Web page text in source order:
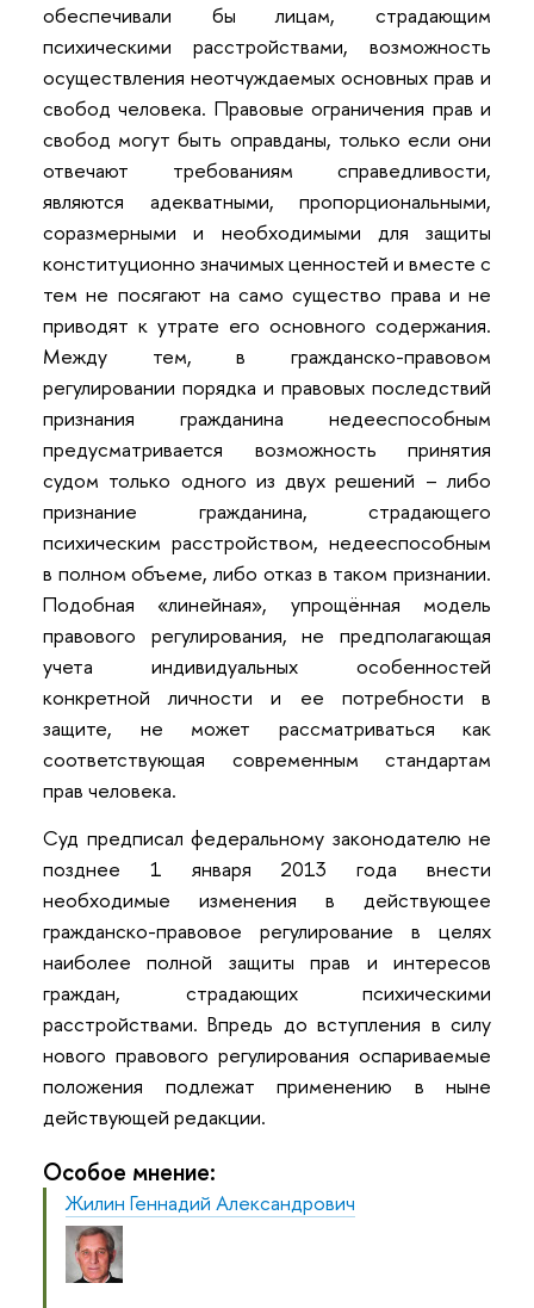
обеспечивали бы лицам, страдающим
психическими расстройствами, возможность
осуществления неотчуждаемых основных прав и
свобод человека. Правовые ограничения прав и
свобод могут быть оправданы, только если они
отвечают требованиям справедливости,
являются адекватными, пропорциональными,
соразмерными и необходимыми для защиты
конституционно значимых ценностей и вместе с
тем не посягают на само существо права и не
приводят к утрате его основного содержания.
Между тем, в гражданско-правовом
регулировании порядка и правовых последствий
признания гражданина недееспособным
предусматривается возможность принятия
судом только одного из двух решений – либо
признание гражданина, страдающего
психическим расстройством, недееспособным
в полном объеме, либо отказ в таком признании.
Подобная «линейная», упрощённая модель
правового регулирования, не предполагающая
учета индивидуальных особенностей
конкретной личности и ее потребности в
защите, не может рассматриваться как
соответствующая современным стандартам
прав человека.
Суд предписал федеральному законодателю не
позднее 1 января 2013 года внести
необходимые изменения в действующее
гражданско-правовое регулирование в целях
наиболее полной защиты прав и интересов
граждан, страдающих психическими
расстройствами. Впредь до вступления в силу
нового правового регулирования оспариваемые
положения подлежат применению в ныне
действующей редакции.
Особое мнение:
Жилин Геннадий Александрович